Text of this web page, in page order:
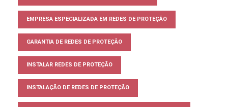
EMPRESA ESPECIALIZADA EM REDES DE PROTEÇÃO
GARANTIA DE REDES DE PROTEÇÃO
INSTALAR REDES DE PROTEÇÃO
INSTALAÇÃO DE REDES DE PROTEÇÃO